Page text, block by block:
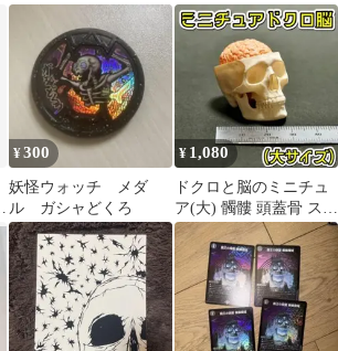
シルバー ZIPPO風
¥300
妖怪ウォッチ メダ
ル ガシャどくろ
¥ 1,080
ドクロと脳のミニチュ
ア(大) 髑髏 頭蓋骨 スカ
ル ガイコツ ホラー ハ
ロウィン